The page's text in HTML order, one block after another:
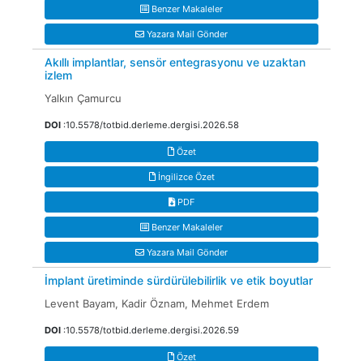
Benzer Makaleler
Yazara Mail Gönder
Akıllı implantlar, sensör entegrasyonu ve uzaktan
izlem
Yalkın Çamurcu
DOI :10.5578/totbid.derleme.dergisi.2026.58
Özet
İngilizce Özet
PDF
Benzer Makaleler
Yazara Mail Gönder
İmplant üretiminde sürdürülebilirlik ve etik boyutlar
Levent Bayam, Kadir Öznam, Mehmet Erdem
DOI :10.5578/totbid.derleme.dergisi.2026.59
Özet